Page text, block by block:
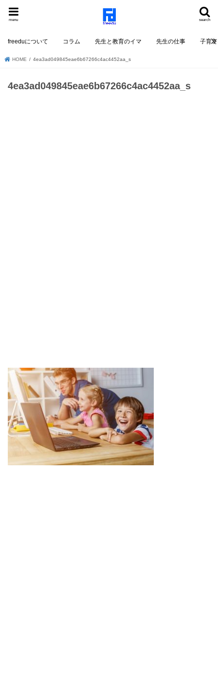
search
menu
freeduについて コラム 先生と教育のイマ 先生の仕事 子育て
HOME 4ea3ad049845eae6b67266c4ac4452aa_s
4ea3ad049845eae6b67266c4ac4452aa_s